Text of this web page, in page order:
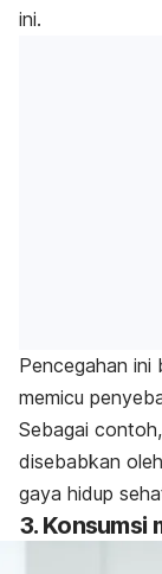
ini.
Pencegahan ini
memicu
Sebagai
disebabkan
gaya hidup
3. Konsumsi